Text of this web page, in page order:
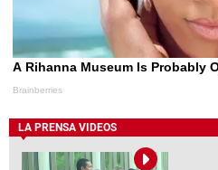
LA PRENSA VIDEOS